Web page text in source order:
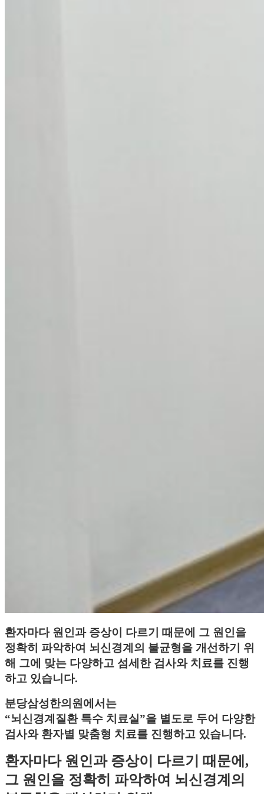
환자마다 원인과 증상이 다르기 때문에 그 원인을
정확히 파악하여 뇌신경계의 불균형을 개선하기 위
해 그에 맞는 다양하고 섬세한 검사와 치료를 진행
하고 있습니다.
분당삼성한의원에서는
“뇌신경계질환 특수 치료실”을 별도로 두어 다양한
검사와 환자별 맞춤형 치료를 진행하고 있습니다.
환자마다 원인과 증상이 다르기 때문에,
그 원인을 정확히 파악하여 뇌신경계의